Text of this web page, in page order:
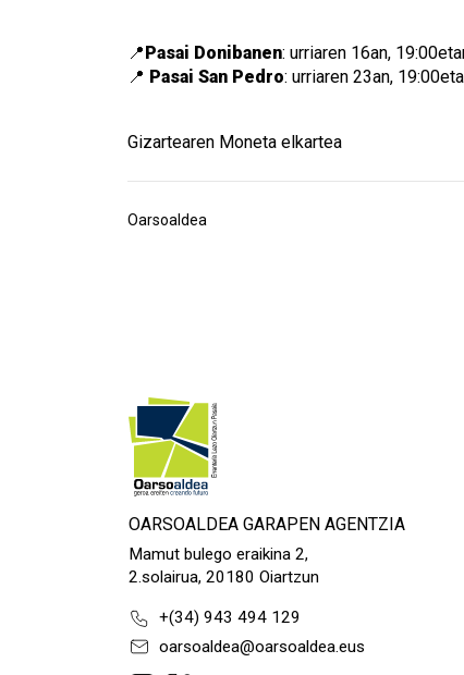
📍Pasai Donibanen: urriaren 16an,
📍 Pasai San Pedro: urriaren 23an,
Gizartearen Moneta elkartea
Oarsoaldea
OARSOALDEA GARAPEN AGENTZIA
Mamut bulego eraikina 2,
2.solairua, 20180 Oiartzun
+(34) 943 494 129
oarsoaldea@oarsoaldea.eus